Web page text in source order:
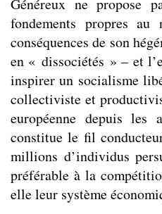
Généreux ne propose
fondements propres au
conséquences de son
en « dissociétés » – et
inspirer un socialisme
collectiviste et
européenne depuis les
constitue le fil
millions d’individus
préférable à la
elle leur système